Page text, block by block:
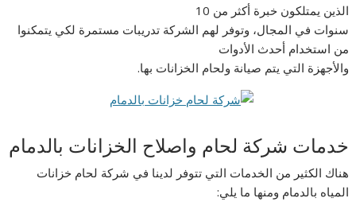
الذين يمتلكون خبرة أكثر من 10
سنوات في المجال، وتوفر لهم الشركة تدريبات مستمرة لكي يتمكنوا
من استخدام أحدث الأدوات
والأجهزة التي يتم صيانة ولحام الخزانات بها.
خدمات شركة لحام واصلاح الخزانات بالدمام
هناك الكثير من الخدمات التي تتوفر لدينا في شركة لحام خزانات
المياه بالدمام ومنها ما يلي: